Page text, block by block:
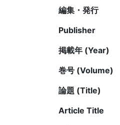
編集・発行
Publisher
掲載年 (Year)
巻号 (Volume)
論題 (Title)
Article Title